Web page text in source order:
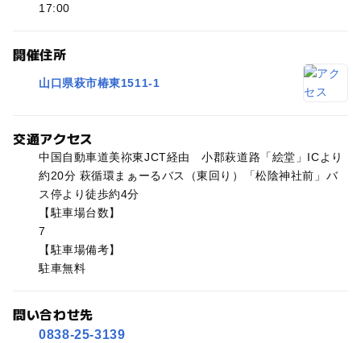
17:00
開催住所
山口県萩市椿東1511-1
交通アクセス
中国自動車道美祢東JCT経由 小郡萩道路「絵堂」ICより
約20分 萩循環まぁーるバス（東回り）「松陰神社前」バ
ス停より徒歩約4分
【駐車場台数】
7
【駐車場備考】
駐車無料
問い合わせ先
0838-25-3139